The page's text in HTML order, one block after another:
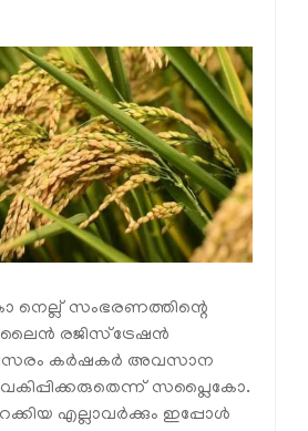
നെല്ല് സംഭരണത്തിന്റെ
രജിസ്‌ട്രേഷന്‍
കര്‍ഷകര്‍ അവസാന
സപ്ലൈകോ.
എല്ലാവര്‍ക്കും ഇപ്പോള്‍